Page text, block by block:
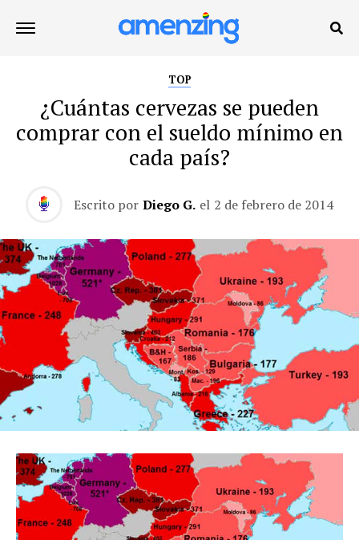
TOP
¿Cuántas cervezas se pueden
comprar con el sueldo mínimo en
cada país?
Escrito por Diego G. el 2 de febrero de 2014